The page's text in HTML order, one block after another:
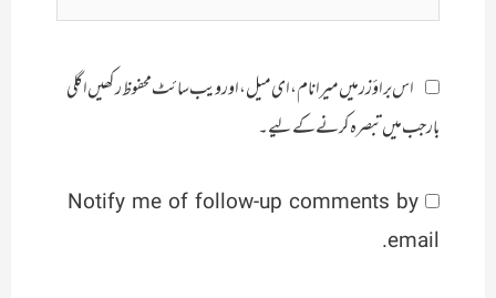
اس براؤزر میں میرا نام، ای میل، اور ویب سائٹ محفوظ رکھیں اگلی
بار جب میں تبصرہ کرنے کےلیے۔
Notify me of follow-up comments by
email.